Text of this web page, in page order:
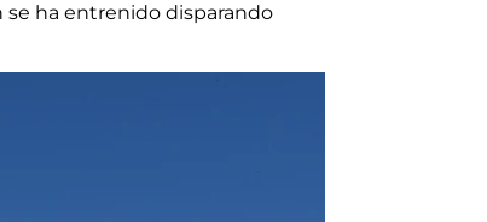
se ha entrenido disparando